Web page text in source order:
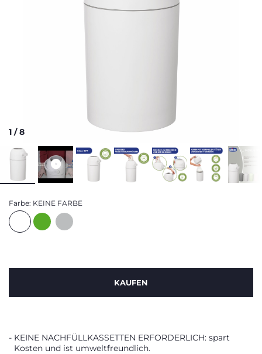
1 /8
Farbe: KEINE FARBE
KAUFEN
KEINE NACHFÜLLKASSETTEN ERFORDERLICH: spart
Kosten und ist umweltfreundlich.